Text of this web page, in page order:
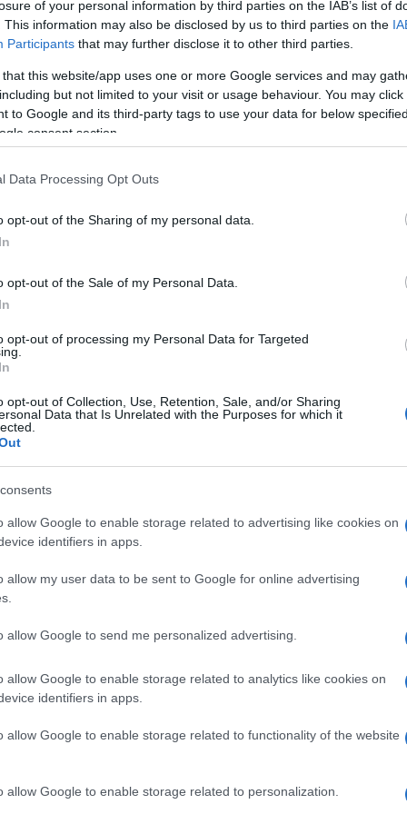
of your personal information by third parties on the IAB’s list of
This information may also be disclosed by us to third parties on the
Participants that may further disclose it to other third parties.
that this website/app uses one or more Google services and may
but not limited to your visit or usage behaviour. You may
to Google and its third-party tags to use your data for below
consent section.
Data Processing Opt Outs
opt-out of the Sharing of my personal data.
opt-out of the Sale of my Personal Data.
opt-out of processing my Personal Data for Targeted
opt-out of Collection, Use, Retention, Sale, and/or Sharing
Data that Is Unrelated with the Purposes for which it
allow Google to enable storage related to advertising like cookies on
identifiers in apps.
allow my user data to be sent to Google for online advertising
allow Google to send me personalized advertising.
allow Google to enable storage related to analytics like cookies on
identifiers in apps.
allow Google to enable storage related to functionality of the website
allow Google to enable storage related to personalization.
patatas excepcional
más emblemáticos de la gastronomía
y poco cuajada puede ser un verdadero
comparte sus secretos para
festín para el paladar, sino que también tenga
ingredientes es fundamental, y es aquí
una tortilla de patatas
destaque, es crucial seleccionar las
agrias’, que aportan un sabor y una
sobre la cebolla se resuelve fácilmente: ¡sí
de cebolla caramelizada para un
huevos y utiliza un aceite de oliva suave, que